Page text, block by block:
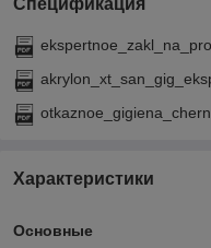
Характеристики
Основные